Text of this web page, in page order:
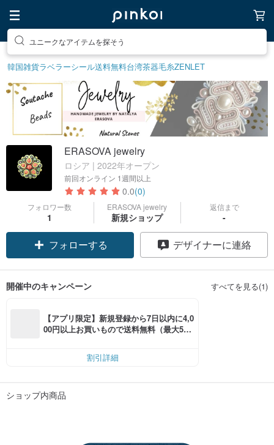
ユニークなアイテムを探そう
韓国雑貨ラベラーシール送料無料台湾茶器毛糸ZENLET
ERASOVA jewelry
ロシア | 2022年オープン
前回オンライン 1週間以上
0.0(0)
フォロワー数
1
ERASOVA jewelry
新規ショップ
返信まで
-
フォローする デザイナーに連絡
開催中のキャンペーン すべてを見る(1)
【アプリ限定】新規登録から7日以内に4,0
00円以上お買いもので送料無料（最大500
割引詳細
ショップ内商品